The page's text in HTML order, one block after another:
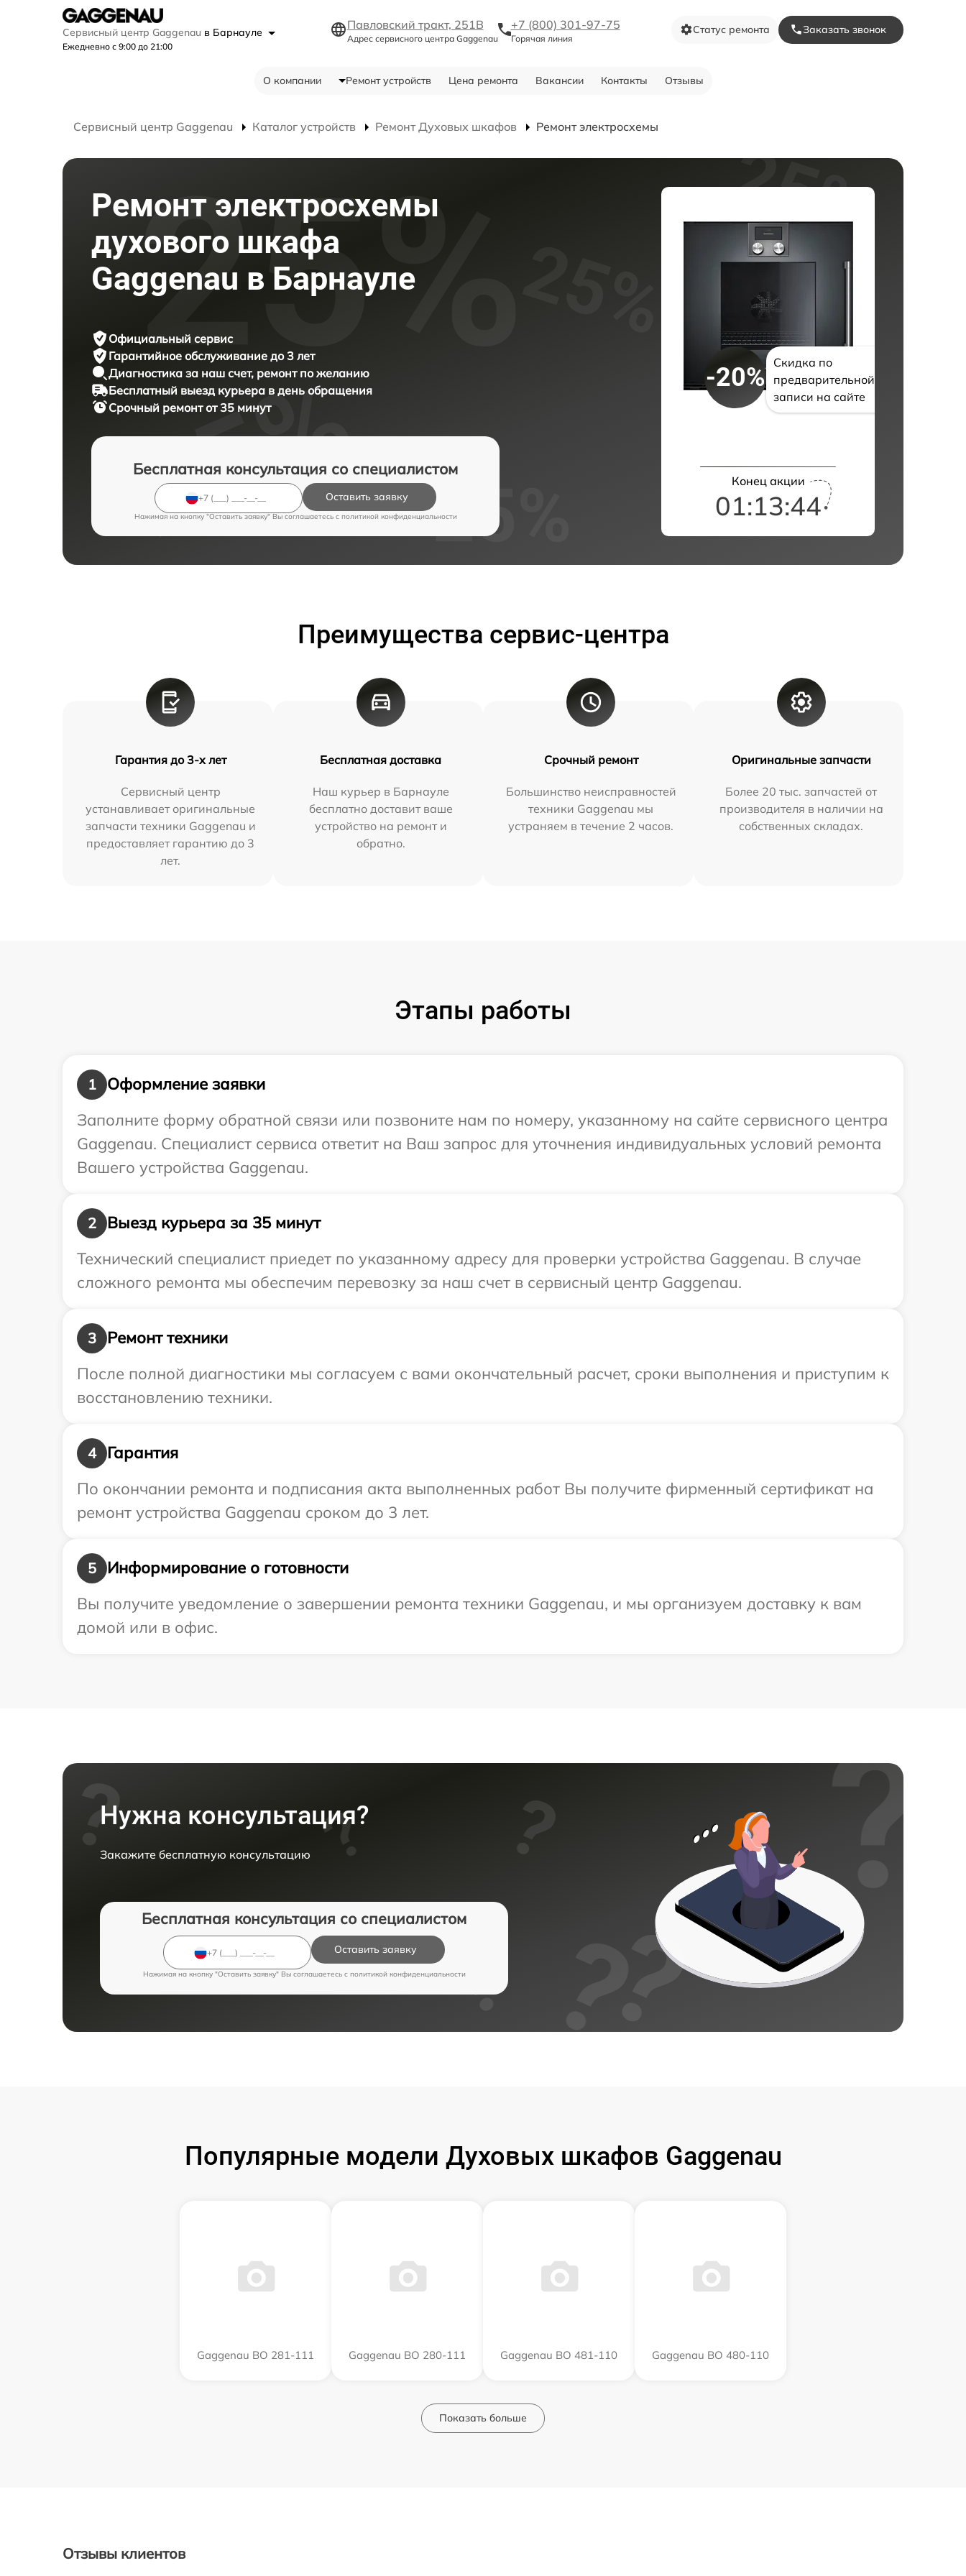
Сервисный центр Gaggenau в Барнауле
Ежедневно с 9:00 до 21:00
Павловский тракт, 251В
Адрес сервисного центра Gaggenau
+7 (800) 301-97-75
Горячая линия
Статус ремонта Заказать звонок
О компании Ремонт устройств Цена ремонта Вакансии Контакты Отзывы
Сервисный центр Gaggenau Каталог устройств Ремонт Духовых шкафов Ремонт электросхемы
Ремонт электросхемы
духового шкафа
Gaggenau в Барнауле
Официальный сервис
Гарантийное обслуживание до 3 лет
Диагностика за наш счет, ремонт по желанию
Бесплатный выезд курьера в день обращения
Срочный ремонтот 35 минут
Бесплатная консультация со специалистом
Оставить заявку
Нажимая на кнопку "Оставить заявку" Вы соглашаетесь c политикой конфиденциальности
-20%
Скидка по
предварительной
записи на сайте
Конец акции
01:13:43
Преимущества сервис-центра
Гарантия до 3-х лет
Сервисный центр
устанавливает оригинальные
запчасти техники Gaggenau и
предоставляет гарантию до 3
лет.
Бесплатная доставка
Наш курьер в Барнауле
бесплатно доставит ваше
устройство на ремонт и
обратно.
Срочный ремонт
Большинство неисправностей
техники Gaggenau мы
устраняем в течение 2 часов.
Оригинальные запчасти
Более 20 тыс. запчастей от
производителя в наличии на
собственных складах.
Этапы работы
1
Оформление заявки
Заполните форму обратной связи или позвоните нам по номеру, указанному на сайте сервисного центра
Gaggenau. Специалист сервиса ответит на Ваш запрос для уточнения индивидуальных условий ремонта
Вашего устройства Gaggenau.
2
Выезд курьера за 35 минут
Технический специалист приедет по указанному адресу для проверки устройства Gaggenau. В случае
сложного ремонта мы обеспечим перевозку за наш счет в сервисный центр Gaggenau.
3
Ремонт техники
После полной диагностики мы согласуем с вами окончательный расчет, сроки выполнения и приступим к
восстановлению техники.
4
Гарантия
По окончании ремонта и подписания акта выполненных работ Вы получите фирменный сертификат на
ремонт устройства Gaggenau сроком до 3 лет.
5
Информирование о готовности
Вы получите уведомление о завершении ремонта техники Gaggenau, и мы организуем доставку к вам
домой или в офис.
Нужна консультация?
Закажите бесплатную консультацию
Бесплатная консультация со специалистом
Оставить заявку
Нажимая на кнопку "Оставить заявку" Вы соглашаетесь c политикой конфиденциальности
Популярные модели Духовых шкафов Gaggenau
Gaggenau BO 281-111 Gaggenau BO 280-111 Gaggenau BO 481-110 Gaggenau BO 480-110
Показать больше
Отзывы клиентов